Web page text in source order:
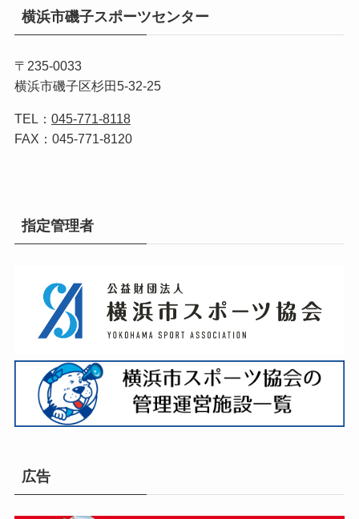
横浜市磯子スポーツセンター
〒235-0033
横浜市磯子区杉田5-32-25
TEL： 045-771-8118
FAX：045-771-8120
指定管理者
広告